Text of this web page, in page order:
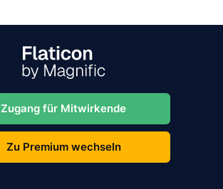
Zugang für Mitwirkende
Zu Premium wechseln